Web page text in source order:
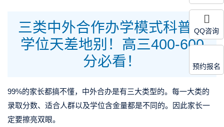
三类中外合作办学模式科普：
学位天差地别！高三400-600
分必看！
99%的家长都搞不懂，中外合办是有三大类型的。每一大类的
录取分数、适合人群以及学位含金量都是不同的。因此家长一
定要擦亮双眼。
QQ咨询
预约报名